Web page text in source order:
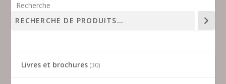
Recherche
Livres et brochures 30